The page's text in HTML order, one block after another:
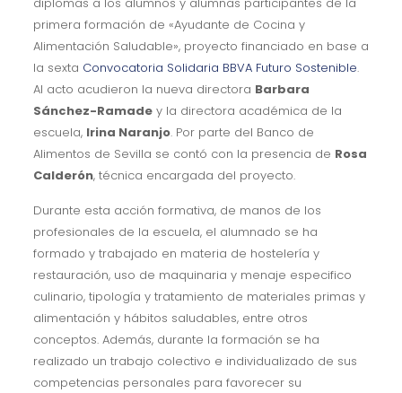
diplomas a los alumnos y alumnas participantes de la
primera formación de «Ayudante de Cocina y
Alimentación Saludable», proyecto financiado en base a
la sexta Convocatoria Solidaria BBVA Futuro Sostenible.
Al acto acudieron la nueva directora Barbara
Sánchez-Ramadey la directora académica de la
escuela, Irina Naranjo. Por parte del Banco de
Alimentos de Sevilla se contó con la presencia de Rosa
Calderón, técnica encargada del proyecto.
Durante esta acción formativa, de manos de los
profesionales de la escuela, el alumnado se ha
formado y trabajado en materia de hostelería y
restauración, uso de maquinaria y menaje especifico
culinario, tipología y tratamiento de materiales primas y
alimentación y hábitos saludables, entre otros
conceptos. Además, durante la formación se ha
realizado un trabajo colectivo e individualizado de sus
competencias personales para favorecer su